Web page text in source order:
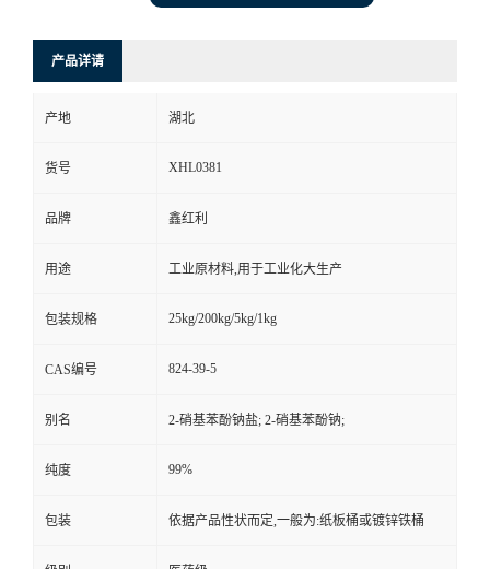
产品详请
产地 湖北
货号 XHL0381
品牌 鑫红利
用途 工业原材料,用于工业化大生产
包装规格 25kg/200kg/5kg/1kg
CAS编号 824-39-5
别名 2-硝基苯酚钠盐; 2-硝基苯酚钠;
纯度 99%
包装 依据产品性状而定,一般为:纸板桶或镀锌铁桶